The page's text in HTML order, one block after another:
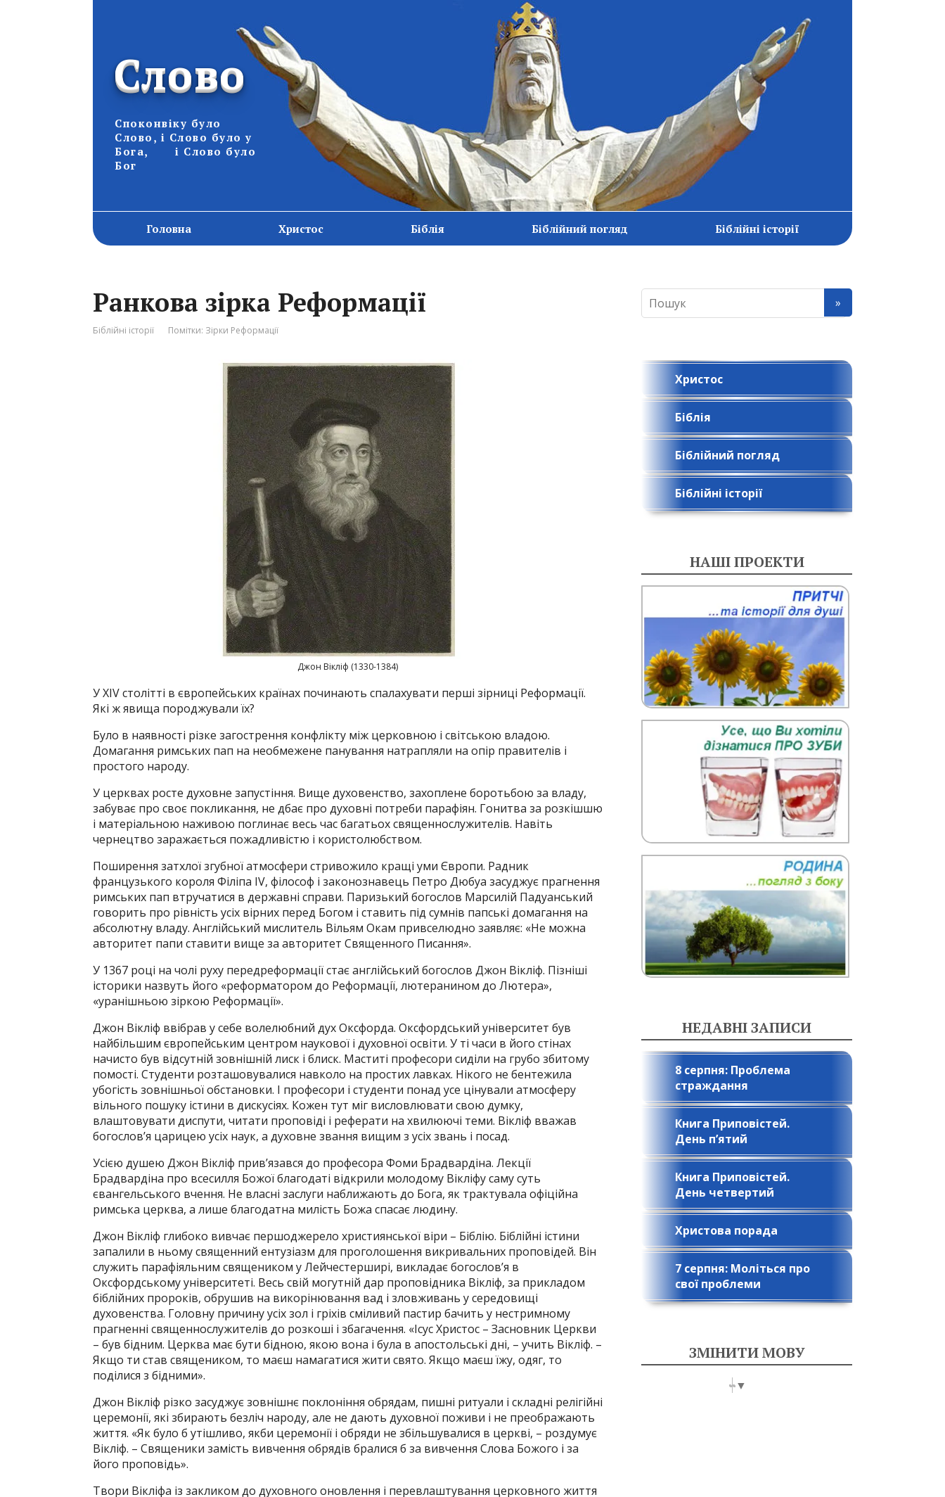
Слово
Споконвіку було
Слово, і Слово було у
Бога, і Слово було
Бог
Головна Христос Біблія Біблійний погляд Біблійні історії
Ранкова зірка Реформації
Біблійні історії Помітки: Зірки Реформації
Джон Вікліф (1330-1384)
У XIV столітті в європейських країнах починають спалахувати перші зірниці Реформації.
Які ж явища породжували їх?
Було в наявності різке загострення конфлікту між церковною і світською владою.
Домагання римських пап на необмежене панування натрапляли на опір правителів і
простого народу.
У церквах росте духовне запустіння. Вище духовенство, захоплене боротьбою за владу,
забуває про своє покликання, не дбає про духовні потреби парафіян. Гонитва за розкішшю
і матеріальною наживою поглинає весь час багатьох священнослужителів. Навіть
чернецтво заражається пожадливістю і користолюбством.
Поширення затхлої згубної атмосфери стривожило кращі уми Європи. Радник
французького короля Філіпа IV, філософ і законознавець Петро Дюбуа засуджує прагнення
римських пап втручатися в державні справи. Паризький богослов Марсилій Падуанський
говорить про рівність усіх вірних перед Богом і ставить під сумнів папські домагання на
абсолютну владу. Англійський мислитель Вільям Окам привселюдно заявляє: «Не можна
авторитет папи ставити вище за авторитет Священного Писання».
У 1367 році на чолі руху передреформації стає англійський богослов Джон Вікліф. Пізніші
історики назвуть його «реформатором до Реформації, лютеранином до Лютера»,
«уранішньою зіркою Реформації».
Джон Вікліф ввібрав у себе волелюбний дух Оксфорда. Оксфордський університет був
найбільшим європейським центром наукової і духовної освіти. У ті часи в його стінах
начисто був відсутній зовнішній лиск і блиск. Маститі професори сиділи на грубо збитому
помості. Студенти розташовувалися навколо на простих лавках. Нікого не бентежила
убогість зовнішньої обстановки. І професори і студенти понад усе цінували атмосферу
вільного пошуку істини в дискусіях. Кожен тут міг висловлювати свою думку,
влаштовувати диспути, читати проповіді і реферати на хвилюючі теми. Вікліф вважав
богослов’я царицею усіх наук, а духовне звання вищим з усіх звань і посад.
Усією душею Джон Вікліф прив’язався до професора Фоми Брадвардіна. Лекції
Брадвардіна про всесилля Божої благодаті відкрили молодому Вікліфу саму суть
євангельського вчення. Не власні заслуги наближають до Бога, як трактувала офіційна
римська церква, а лише благодатна милість Божа спасає людину.
Джон Вікліф глибоко вивчає першоджерело християнської віри – Біблію. Біблійні істини
запалили в ньому священний ентузіазм для проголошення викривальних проповідей. Він
служить парафіяльним священиком у Лейчестерширі, викладає богослов’я в
Оксфордському університеті. Весь свій могутній дар проповідника Вікліф, за прикладом
біблійних пророків, обрушив на викорінювання вад і зловживань у середовищі
духовенства. Головну причину усіх зол і гріхів сміливий пастир бачить у нестримному
прагненні священнослужителів до розкоші і збагачення. «Ісус Христос – Засновник Церкви
– був бідним. Церква має бути бідною, якою вона і була в апостольські дні, – учить Вікліф. –
Якщо ти став священиком, то маєш намагатися жити свято. Якщо маєш їжу, одяг, то
поділися з бідними».
Джон Вікліф різко засуджує зовнішнє поклоніння обрядам, пишні ритуали і складні релігійні
церемонії, які збирають безліч народу, але не дають духовної поживи і не преображають
життя. «Як було б утішливо, якби церемонії і обряди не збільшувалися в церкві, – роздумує
Вікліф. – Священики замість вивчення обрядів бралися б за вивчення Слова Божого і за
його проповідь».
Твори Вікліфа із закликом до духовного оновлення і перевлаштування церковного життя
Христос
Біблія
Біблійний погляд
Біблійні історії
НАШІ ПРОЕКТИ
НЕДАВНІ ЗАПИСИ
8 серпня: Проблема
страждання
Книга Приповістей.
День п’ятий
Книга Приповістей.
День четвертий
Христова порада
7 серпня: Моліться про
свої проблеми
ЗМІНИТИ МОВУ
▼